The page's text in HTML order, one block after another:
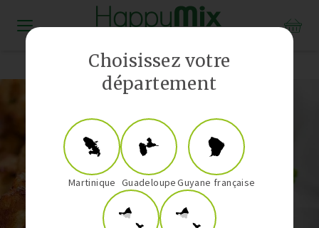
Choisissez votre
département
Martinique GuadeloupeGuyane française